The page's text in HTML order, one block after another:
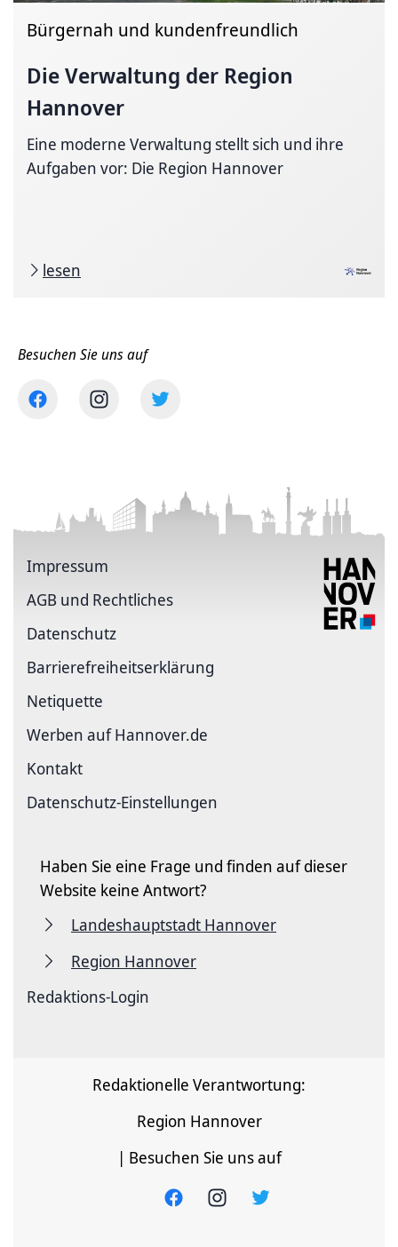
Bürgernah und kundenfreundlich
Die Verwaltung der Region
Hannover
Eine moderne Verwaltung stellt sich und ihre
Aufgaben vor: Die Region Hannover
lesen
Besuchen Sie uns auf
Impressum
AGB und Rechtliches
Datenschutz
Barriere­freiheits­erklärung
Netiquette
Werben auf Hannover.de
Kontakt
Datenschutz-Einstellungen
Haben Sie eine Frage und finden auf dieser
Website keine Antwort?
Landeshauptstadt Hannover
Region Hannover
Redaktions-Login
Redaktionelle Verantwortung:
Region Hannover
| Besuchen Sie uns auf